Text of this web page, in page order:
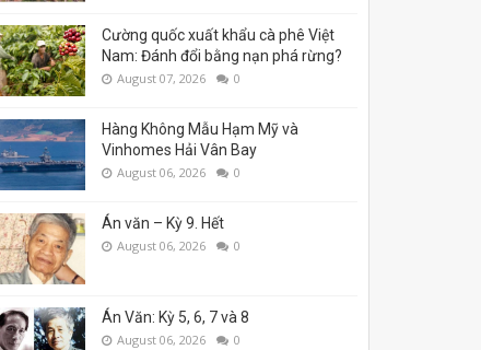
Cường quốc xuất khẩu cà phê Việt
Nam: Đánh đổi bằng nạn phá rừng?
August 07, 2026 0
Hàng Không Mẫu Hạm Mỹ và
Vinhomes Hải Vân Bay
August 06, 2026 0
Án văn – Kỳ 9. Hết
August 06, 2026 0
Án Văn: Kỳ 5, 6, 7 và 8
August 06, 2026 0